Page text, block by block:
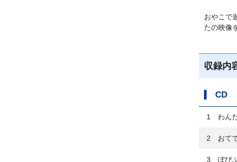
おやこで
たの映像
収録内
CD
1 わん
2 おてて
3 ぼびぶ